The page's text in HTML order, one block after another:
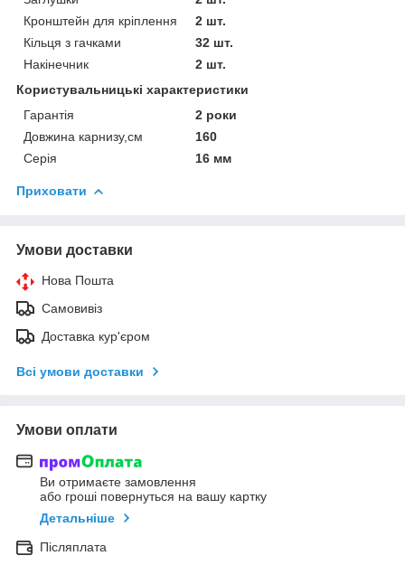
Кронштейн для кріплення
2 шт.
Кільця з гачками
32 шт.
Накінечник
2 шт.
Користувальницькі характеристики
Гарантія
2 роки
Довжина карнизу,см
160
Серія
16 мм
Приховати
Умови доставки
Нова Пошта
Самовивіз
Доставка кур'єром
Всі умови доставки
Умови оплати
Ви отримаєте замовлення
або гроші повернуться на вашу картку
Детальніше
Післяплата